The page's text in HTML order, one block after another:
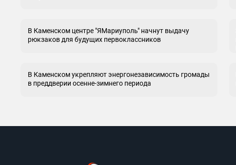
В Каменском центре "ЯМариуполь" начнут выдачу
рюкзаков для будущих первоклассников
В Каменском укрепляют энергонезависимость громады
в преддверии осенне-зимнего периода